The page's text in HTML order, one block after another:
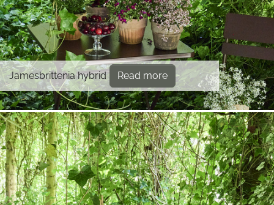
Jamesbrittenia hybrid Read more